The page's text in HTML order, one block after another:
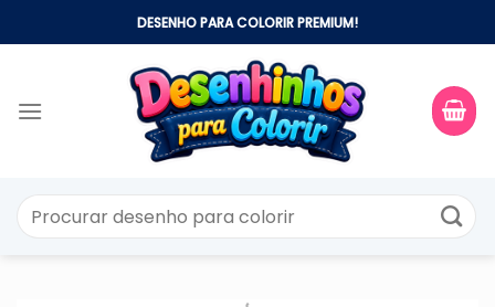
to
DESENHO PARA COLORIR PREMIUM!
por: